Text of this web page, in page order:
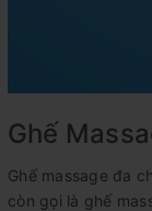
Ghế
Ghế massage đa
còn gọi là ghế